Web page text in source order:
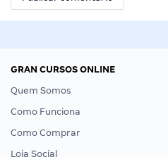
GRAN CURSOS ONLINE
Quem Somos
Como Funciona
Como Comprar
Loja Social